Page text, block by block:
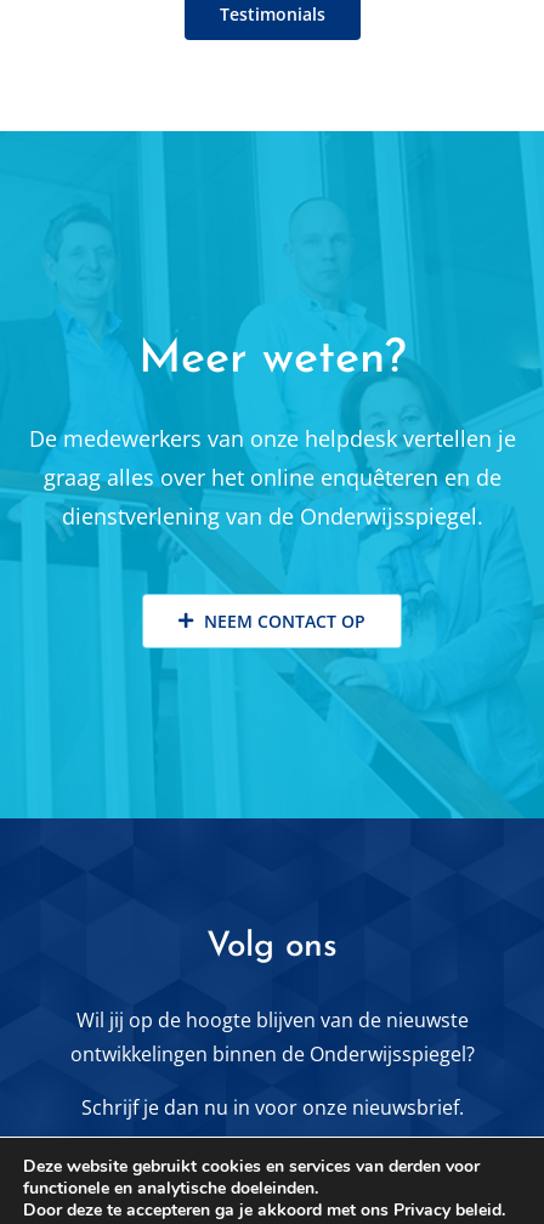
Testimonials
Meer weten?
De medewerkers van onze helpdesk vertellen je
graag alles over het online enquêteren en de
dienstverlening van de Onderwijsspiegel.
NEEM CONTACT OP
Volg ons
Wil jij op de hoogte blijven van de nieuwste
ontwikkelingen binnen de Onderwijsspiegel?
Schrijf je dan nu in voor onze nieuwsbrief.
MELD JE AAN VOOR DE NIEUWSBRIEF
Deze website gebruikt cookies en services van derden voor
functionele en analytische doeleinden.
Door deze te accepteren ga je akkoord met ons Privacy beleid.